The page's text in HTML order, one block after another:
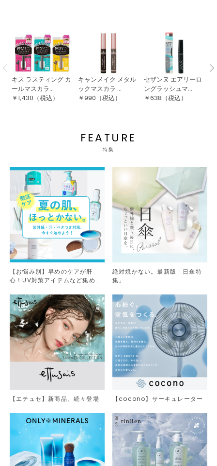
キス ラスティング カ
ールマスカラ...
￥1,430 （税込）
キャンメイク メタル
ックマスカラ ...
￥990 （税込）
セザンヌ エアリーロ
ングラッシュマ...
￥638 （税込）
FEATURE
特集
【お悩み別】早めのケアが肝
心！UV対策アイテムなど集めま
絶対焼かない。最新版「日傘特
集」
【エテュセ】新商品、続々登場 【cocono】サーキュレーター